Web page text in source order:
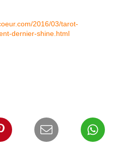
2016/03/tarot-
dernier-shine.html